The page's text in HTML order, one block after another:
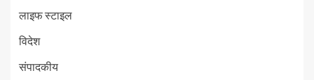
लाइफ स्टाइल
विदेश
संपादकीय